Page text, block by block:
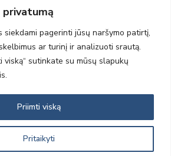
siekdami pagerinti jūsų naršymo patirtį,
ar turinį ir analizuoti srautą.
viską“ sutinkate su mūsų slapukų
Pritaikyti
Priimti viską
Lietuvos Respublikos, Europos
finansinių mechanizmų iš dalies
veiklos sustiprinimas ir įvaizdžio
į aplinkosauginių tyrimų veiklą“
2004-LT0008-NVO-1EEE/NOR-02-
Draugija © 2014, Visos teisės saugomos